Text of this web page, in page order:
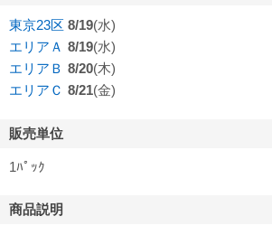
東京23区 8/19(水)
エリアＡ 8/19(水)
エリアＢ 8/20(木)
エリアＣ 8/21(金)
販売単位
1ﾊﾟｯｸ
商品説明